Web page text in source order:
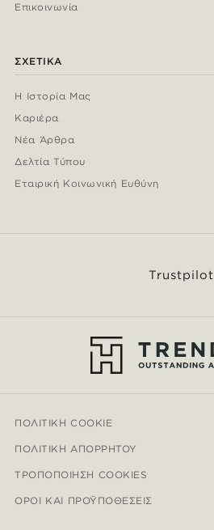
Επικοινωνία
ΣΧΕΤΙΚΆ
Η Ιστορία Μας
Καριέρα
Νέα Άρθρα
Δελτία Τύπου
Εταιρική Κοινωνική Ευθύνη
Trustpilot
ΠΟΛΙΤΙΚΉ COOKIE
ΠΟΛΙΤΙΚΉ ΑΠΟΡΡΉΤΟΥ
ΤΡΟΠΟΠΟΊΗΣΗ COOKIES
ΌΡΟΙ ΚΑΙ ΠΡΟΫΠΟΘΈΣΕΙΣ